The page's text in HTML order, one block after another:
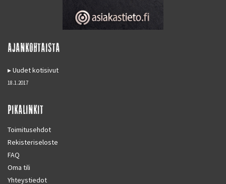
AJANKOHTAISTA
Uudet kotisivut
18.1.2017
PIKALINKIT
Toimitusehdot
Rekisteriseloste
FAQ
Oma tili
Yhteystiedot